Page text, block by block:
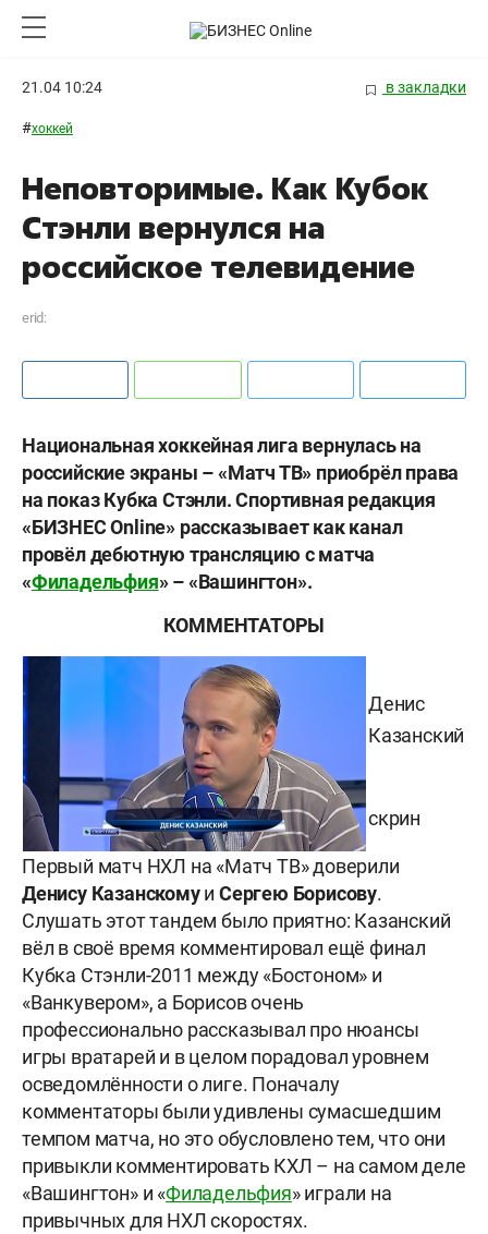
21.04 10:24 в закладки
#хоккей
Неповторимые. Как Кубок
Стэнли вернулся на
российское телевидение
erid:
Национальная хоккейная лига вернулась на
российские экраны – «Матч ТВ» приобрёл права
на показ Кубка Стэнли. Спортивная редакция
«БИЗНЕС Online» рассказывает как канал
провёл дебютную трансляцию с матча
«Филадельфия» – «Вашингтон».
КОММЕНТАТОРЫ
Денис
Казанский
скрин
Первый матч НХЛ на «Матч ТВ» доверили
Денису КазанскомуиСергею Борисову.
Слушать этот тандем было приятно: Казанский
вёл в своё время комментировал ещё финал
Кубка Стэнли-2011 между «Бостоном» и
«Ванкувером», а Борисов очень
профессионально рассказывал про нюансы
игры вратарей и в целом порадовал уровнем
осведомлённости о лиге. Поначалу
комментаторы были удивлены сумасшедшим
темпом матча, но это обусловлено тем, что они
привыкли комментировать КХЛ – на самом деле
«Вашингтон» и «Филадельфия» играли на
привычных для НХЛ скоростях.